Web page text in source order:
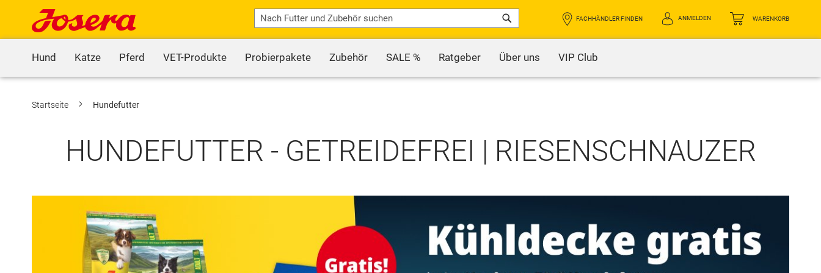
WARENKORB
FACHHÄNDLER FINDEN ANMELDEN
Search
Hund
Katze Pferd VET-Produkte Probierpakete Zubehör SALE % Ratgeber Über uns VIP Club
Startseite Hundefutter
HUNDEFUTTER - GETREIDEFREI | RIESENSCHNAUZER